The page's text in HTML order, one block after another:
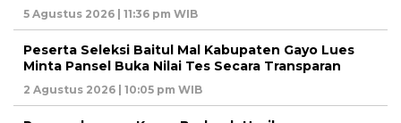
5 Agustus 2026 | 11:36 pm WIB
Peserta Seleksi Baitul Mal Kabupaten Gayo Lues
Minta Pansel Buka Nilai Tes Secara Transparan
2 Agustus 2026 | 10:05 pm WIB